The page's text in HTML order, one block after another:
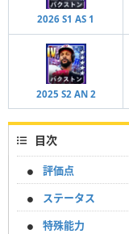
2026 S1 AS 1
2025 S2 AN 2
目次
評価点
ステータス
特殊能力